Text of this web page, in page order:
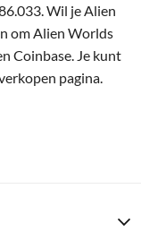
Wil je Alien
om Alien Worlds
Coinbase. Je kunt
pagina.